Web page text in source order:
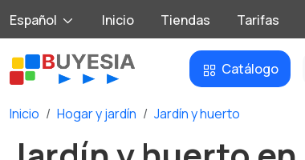
Español Inicio Tiendas Tarifas
Catálogo
Inicio Hogar y jardín Jardín y huerto